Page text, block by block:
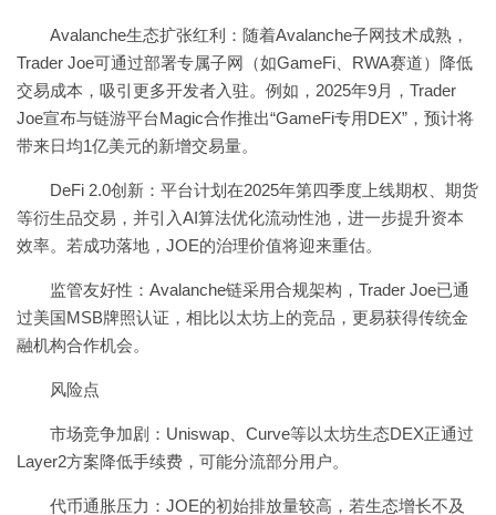
Avalanche生态扩张红利：随着Avalanche子网技术成熟，
Trader Joe可通过部署专属子网（如GameFi、RWA赛道）降低
交易成本，吸引更多开发者入驻。例如，2025年9月，Trader
Joe宣布与链游平台Magic合作推出“GameFi专用DEX”，预计将
带来日均1亿美元的新增交易量。
DeFi 2.0创新：平台计划在2025年第四季度上线期权、期货
等衍生品交易，并引入AI算法优化流动性池，进一步提升资本
效率。若成功落地，JOE的治理价值将迎来重估。
监管友好性：Avalanche链采用合规架构，Trader Joe已通
过美国MSB牌照认证，相比以太坊上的竞品，更易获得传统金
融机构合作机会。
风险点
市场竞争加剧：Uniswap、Curve等以太坊生态DEX正通过
Layer2方案降低手续费，可能分流部分用户。
代币通胀压力：JOE的初始排放量较高，若生态增长不及